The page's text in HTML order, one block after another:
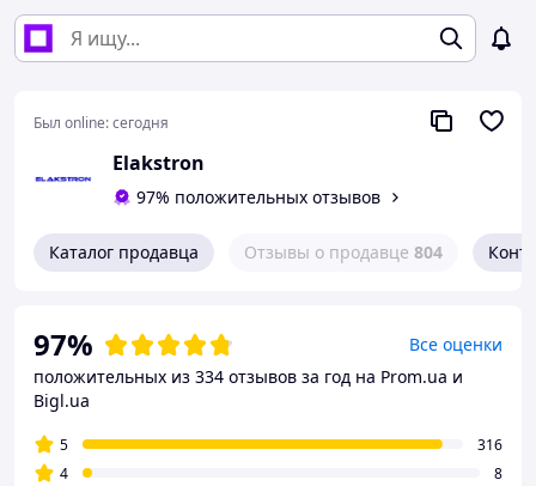
Был online:сегодня
Elakstron
97% положительных отзывов
Каталог продавца Отзывы о продавце 804
97%
Все оценки
положительных из 334 отзывов за год на Prom.ua и
Bigl.ua
5
316
4
8